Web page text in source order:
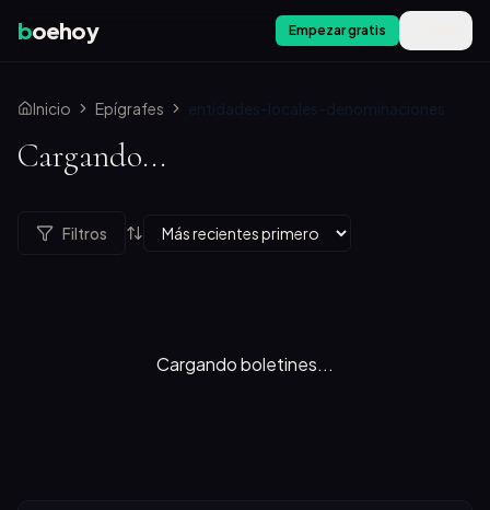
boehoy Empezar gratis
Inicio Epígrafes entidades-locales-denominaciones
Cargando...
Filtros
Cargando boletines...